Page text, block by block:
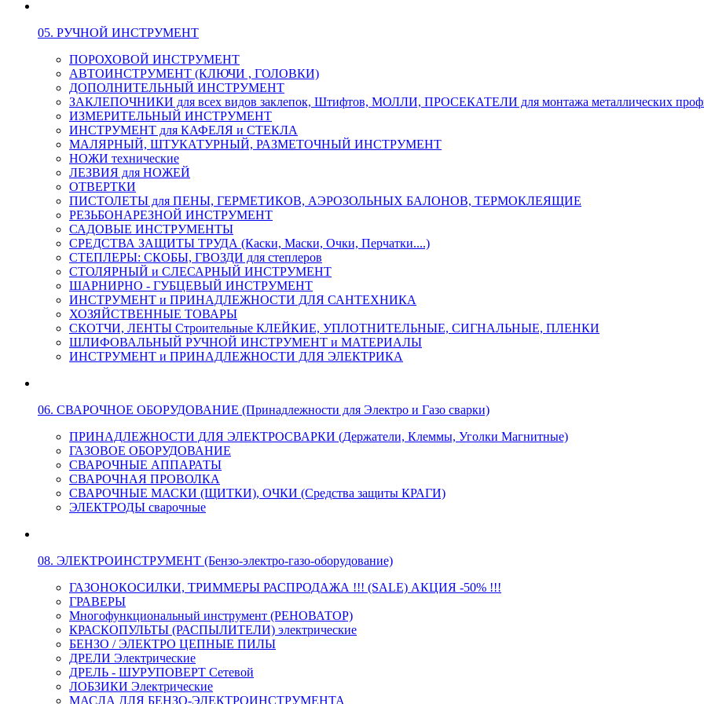
05. РУЧНОЙ ИНСТРУМЕНТ
ПОРОХОВОЙ ИНСТРУМЕНТ
АВТОИНСТРУМЕНТ (КЛЮЧИ , ГОЛОВКИ)
ДОПОЛНИТЕЛЬНЫЙ ИНСТРУМЕНТ
ЗАКЛЕПОЧНИКИ для всех видов заклепок, Штифтов, МОЛЛИ, ПРОСЕКАТЕЛИ для монтажа металлических
ИЗМЕРИТЕЛЬНЫЙ ИНСТРУМЕНТ
ИНСТРУМЕНТ для КАФЕЛЯ и СТЕКЛА
МАЛЯРНЫЙ, ШТУКАТУРНЫЙ, РАЗМЕТОЧНЫЙ ИНСТРУМЕНТ
НОЖИ технические
ЛЕЗВИЯ для НОЖЕЙ
ОТВЕРТКИ
ПИСТОЛЕТЫ для ПЕНЫ, ГЕРМЕТИКОВ, АЭРОЗОЛЬНЫХ БАЛОНОВ, ТЕРМОКЛЕЯЩИЕ
РЕЗЬБОНАРЕЗНОЙ ИНСТРУМЕНТ
САДОВЫЕ ИНСТРУМЕНТЫ
СРЕДСТВА ЗАЩИТЫ ТРУДА (Каски, Маски, Очки, Перчатки....)
СТЕПЛЕРЫ: СКОБЫ, ГВОЗДИ для степлеров
СТОЛЯРНЫЙ и СЛЕСАРНЫЙ ИНСТРУМЕНТ
ШАРНИРНО - ГУБЦЕВЫЙ ИНСТРУМЕНТ
ИНСТРУМЕНТ и ПРИНАДЛЕЖНОСТИ ДЛЯ САНТЕХНИКА
ХОЗЯЙСТВЕННЫЕ ТОВАРЫ
СКОТЧИ, ЛЕНТЫ Строительные КЛЕЙКИЕ, УПЛОТНИТЕЛЬНЫЕ, СИГНАЛЬНЫЕ, ПЛЕНКИ
ШЛИФОВАЛЬНЫЙ РУЧНОЙ ИНСТРУМЕНТ и МАТЕРИАЛЫ
ИНСТРУМЕНТ и ПРИНАДЛЕЖНОСТИ ДЛЯ ЭЛЕКТРИКА
06. СВАРОЧНОЕ ОБОРУДОВАНИЕ (Принадлежности для Электро и Газо сварки)
ПРИНАДЛЕЖНОСТИ ДЛЯ ЭЛЕКТРОСВАРКИ (Держатели, Клеммы, Уголки Магнитные)
ГАЗОВОЕ ОБОРУДОВАНИЕ
СВАРОЧНЫЕ АППАРАТЫ
СВАРОЧНАЯ ПРОВОЛКА
СВАРОЧНЫЕ МАСКИ (ЩИТКИ), ОЧКИ (Средства защиты КРАГИ)
ЭЛЕКТРОДЫ сварочные
08. ЭЛЕКТРОИНСТРУМЕНТ (Бензо-электро-газо-оборудование)
ГАЗОНОКОСИЛКИ, ТРИММЕРЫ РАСПРОДАЖА !!! (SALE) АКЦИЯ -50% !!!
ГРАВЕРЫ
Многофункциональный инструмент (РЕНОВАТОР)
КРАСКОПУЛЬТЫ (РАСПЫЛИТЕЛИ) электрические
БЕНЗО / ЭЛЕКТРО ЦЕПНЫЕ ПИЛЫ
ДРЕЛИ Электрические
ДРЕЛЬ - ШУРУПОВЕРТ Сетевой
ЛОБЗИКИ Электрические
МАСЛА ДЛЯ БЕНЗО-ЭЛЕКТРОИНСТРУМЕНТА